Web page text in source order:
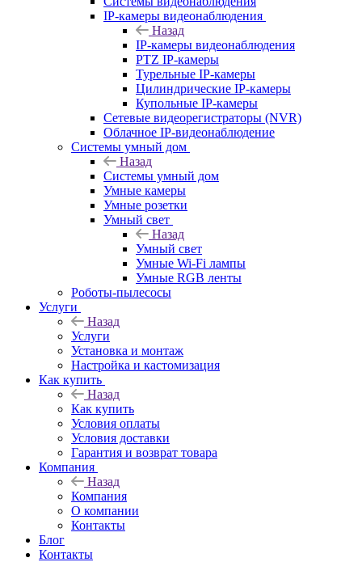
IP-камеры видеонаблюдения
Назад
IP-камеры видеонаблюдения
PTZ IP-камеры
Турельные IP-камеры
Цилиндрические IP-камеры
Купольные IP-камеры
Сетевые видеорегистраторы (NVR)
Облачное IP-видеонаблюдение
Системы умный дом
Назад
Системы умный дом
Умные камеры
Умные розетки
Умный свет
Назад
Умный свет
Умные Wi-Fi лампы
Умные RGB ленты
Роботы-пылесосы
Услуги
Назад
Услуги
Установка и монтаж
Настройка и кастомизация
Как купить
Назад
Как купить
Условия оплаты
Условия доставки
Гарантия и возврат товара
Компания
Назад
Компания
О компании
Контакты
Блог
Контакты